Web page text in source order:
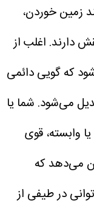
زمین خوردن،
دارند. اغلب از
که گویی دائمی
می‌شود. شما یا
وابسته، قوی
می‌دهد که
در طیفی از